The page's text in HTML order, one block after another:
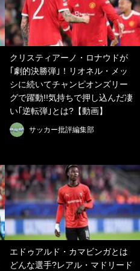
クリスティアーノ・ロナウドが
｢劇的決勝弾｣！リオネル・メッ
シに続いてチャンピオンズリー
グで躍動!!気持ちで押し込んだ凄
い｢逆転弾｣とは?【動画】
サッカー批評編集部
エドゥアルド・カマビンガとは
どんな選手?レアル・マドリード